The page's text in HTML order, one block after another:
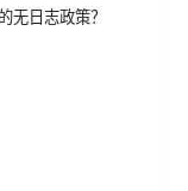
无日志政策？